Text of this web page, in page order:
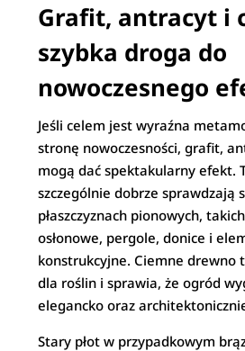
Grafit, antracyt i
szybka droga do
nowoczesnego
Jeśli celem jest wyraźna
stronę nowoczesności, grafit,
mogą dać spektakularny efekt.
szczególnie dobrze sprawdzają
płaszczyznach pionowych,
osłonowe, pergole, donice i
konstrukcyjne. Ciemne drewno
dla roślin i sprawia, że ogród
elegancko oraz
Stary płot w przypadkowym